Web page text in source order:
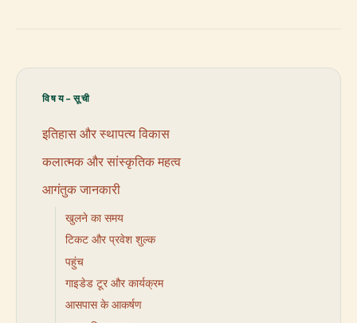
विषय-सूची
इतिहास और स्थापत्य विकास
कलात्मक और सांस्कृतिक महत्व
आगंतुक जानकारी
खुलने का समय
टिकट और प्रवेश शुल्क
पहुंच
गाइडेड टूर और कार्यक्रम
आसपास के आकर्षण